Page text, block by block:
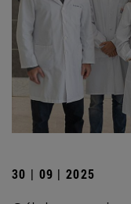
30 | 09 | 2025